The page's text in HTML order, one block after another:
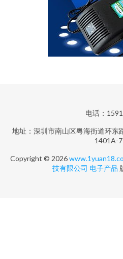
电话：
地址：深圳市南山区粤海街道环东
1401A-
Copyright © 2026
技有限公司 电子产品